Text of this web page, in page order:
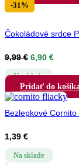
-31%
Čokoládové srdce
9,99€ Pôvodná
bola:
9,99 €.
6,90 €
je:
6,90 €.
Na sklade
Pridať do
Bezlepkové
1,39 €
Na sklade